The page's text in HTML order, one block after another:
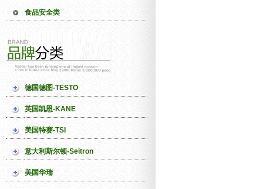
食品安全类
德国德图-TESTO
英国凯恩-KANE
美国特赛-TSI
意大利斯尔顿-Seitron
美国华瑞